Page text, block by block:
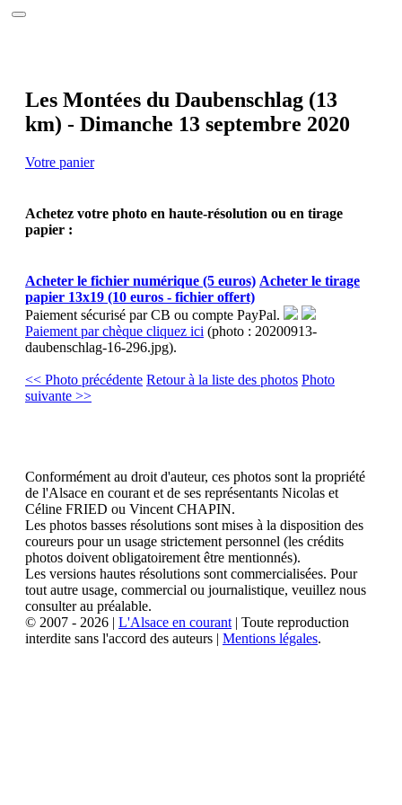
Interviews
Réalisations
Partenaires
Contact
Les Montées du Daubenschlag (13
km) - Dimanche 13 septembre 2020
Votre panier
Achetez votre photo en haute-résolution ou en tirage
papier :
Acheter le fichier numérique (5 euros) Acheter le tirage
papier 13x19 (10 euros - fichier offert)
Paiement sécurisé par CB ou compte PayPal.
Paiement par chèque cliquez ici (photo : 20200913-
daubenschlag-16-296.jpg).
<< Photo précédente Retour à la liste des photos Photo
suivante >>
Conformément au droit d'auteur, ces photos sont la propriété
de l'Alsace en courant et de ses représentants Nicolas et
Céline FRIED ou Vincent CHAPIN.
Les photos basses résolutions sont mises à la disposition des
coureurs pour un usage strictement personnel (les crédits
photos doivent obligatoirement être mentionnés).
Les versions hautes résolutions sont commercialisées. Pour
tout autre usage, commercial ou journalistique, veuillez nous
consulter au préalable.
© 2007 - 2026 | L'Alsace en courant | Toute reproduction
interdite sans l'accord des auteurs | Mentions légales.